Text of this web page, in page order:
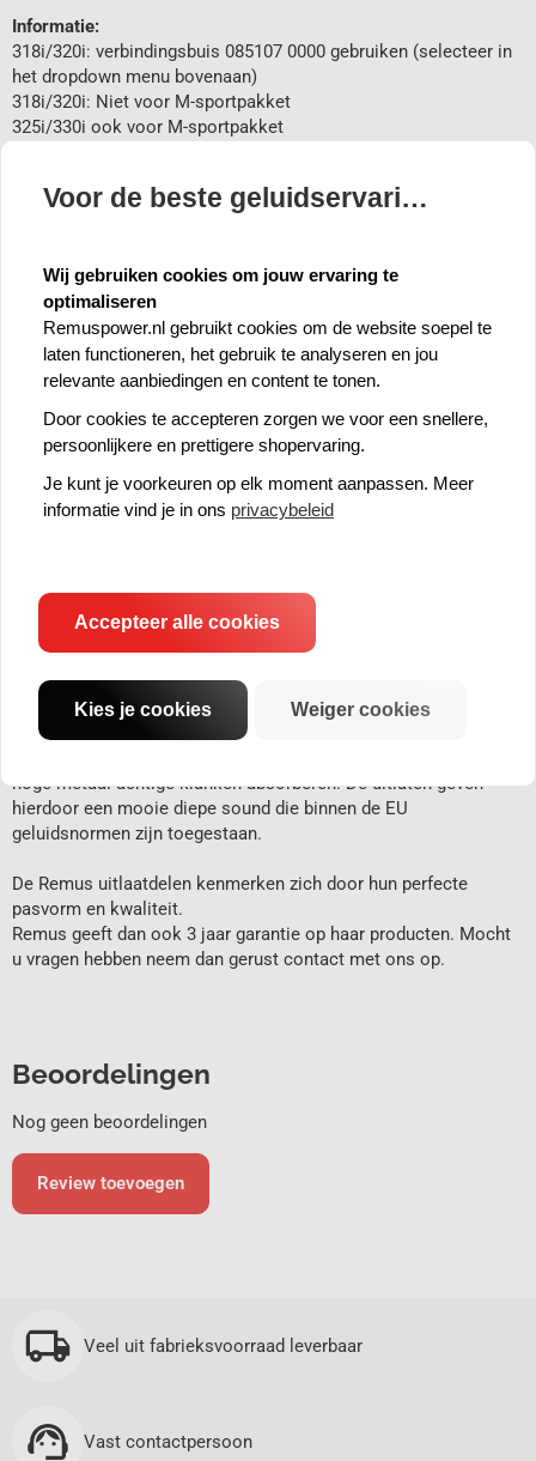
Informatie:
318i/320i: verbindingsbuis 085107 0000 gebruiken (selecteer in
het dropdown menu bovenaan)
318i/320i: Niet voor M-sportpakket
325i/330i ook voor M-sportpakket
Remus eindstyling:
het dropdown menu bovenaan:
0008 84CR: 2x Ø 84 mm Street Race
Remus sportuitlaten, top kwaliteit uit Oostenrijk. Remus
sportuitlaten zijn gemaakt van RVS en zijn, tenzij anders
vermeld in de productomschrijving, voorzien van E-keur. Alle
dempers zijn gebouwd volgens het absorbtie principe, dit houdt
in dat alle dempers zijn voorzien van een geperforeerde buis
hoge metaal achtige klanken absorberen. De uitlaten geven
hierdoor een mooie diepe sound die binnen de EU
geluidsnormen zijn toegestaan.
De Remus uitlaatdelen kenmerken zich door hun perfecte
pasvorm en kwaliteit.
Remus geeft dan ook 3 jaar garantie op haar producten. Mocht
u vragen hebben neem dan gerust contact met ons op.
Beoordelingen
Nog geen beoordelingen
Review toevoegen
Veel uit fabrieksvoorraad leverbaar
Vast contactpersoon
Voor de beste geluidservaring 🍪
Wij gebruiken cookies om jouw ervaring te
optimaliseren
Remuspower.nl gebruikt cookies om de website soepel te
laten functioneren, het gebruik te analyseren en jou
relevante aanbiedingen en content te tonen.
Door cookies te accepteren zorgen we voor een snellere,
persoonlijkere en prettigere shopervaring.
Je kunt je voorkeuren op elk moment aanpassen. Meer
informatie vind je in ons privacybeleid
Accepteer alle cookies
Kies je cookies Weiger cookies